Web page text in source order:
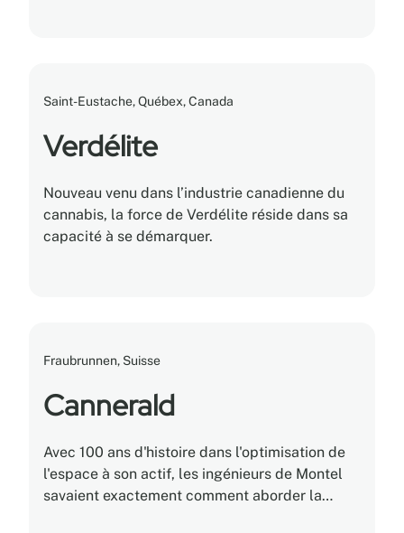
Saint-Eustache, Québex, Canada
Verdélite
Nouveau venu dans l’industrie canadienne du
cannabis, la force de Verdélite réside dans sa
capacité à se démarquer.
Fraubrunnen, Suisse
Cannerald
Avec 100 ans d'histoire dans l'optimisation de
l'espace à son actif, les ingénieurs de Montel
savaient exactement comment aborder la